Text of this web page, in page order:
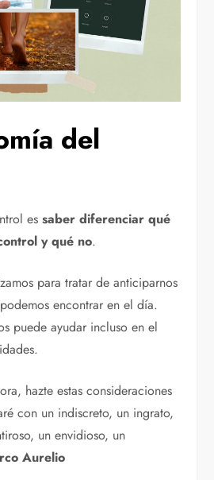
del
essaber diferenciar qué
y qué no.
para tratar de anticiparnos
encontrar en el día.
puede ayudar incluso en el
hazte estas consideraciones
con un indiscreto, un ingrato,
un envidioso, un
Aurelio